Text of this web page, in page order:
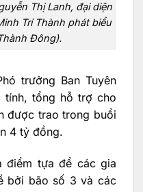
Thị Lanh, đại diện
Trí Thành phát biểu
Đông).
trưởng Ban Tuyên
tính, tổng hỗ trợ cho
được trao trong buổi
4 tỷ đồng.
điểm tựa để các gia
bởi bão số 3 và các